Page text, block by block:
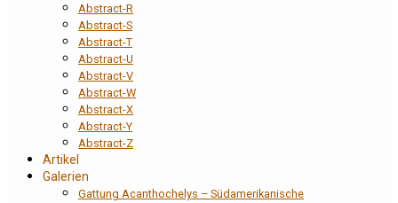
Abstract-R
Abstract-S
Abstract-T
Abstract-U
Abstract-V
Abstract-W
Abstract-X
Abstract-Y
Abstract-Z
Artikel
Galerien
Gattung Acanthochelys – Südamerikanische